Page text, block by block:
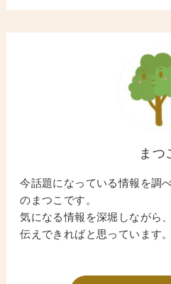
まつ
今話題になっている情報を調
のまつこです。
気になる情報を深堀しながら
伝えできればと思っています。